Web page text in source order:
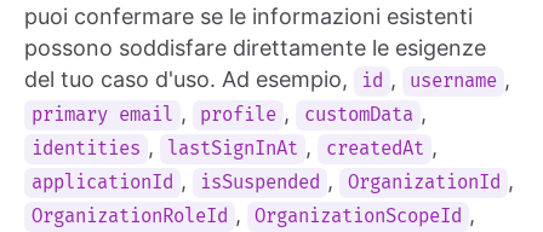
puoi confermare se le informazioni esistenti
possono soddisfare direttamente le esigenze
del tuo caso d'uso. Ad esempio,
id , username ,
primary email , profile , customData ,
identities , lastSignInAt , createdAt ,
applicationId , isSuspended , OrganizationId ,
OrganizationRoleId , OrganizationScopeId ,